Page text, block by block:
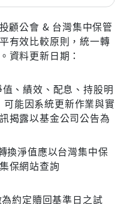
顧公會 & 台灣集中保管
有效比較原則，統一轉
資料更新日期：
、績效、配息、持股明
能因系統更新作業與實
揭露以基金公司公告為
換淨值應以台灣集中保
保網站查詢
約定贖回基準日之試